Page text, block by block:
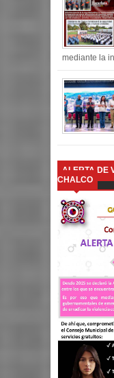
mediante la
ALERTA DE
CHALCO